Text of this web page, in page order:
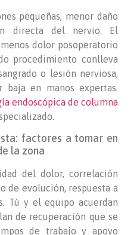
pequeñas, menor daño
directa del nervio. El
dolor posoperatorio
procedimiento conlleva
o lesión nerviosa,
baja en manos expertas.
endoscópica de columna
factores a tomar en
la zona
del dolor, correlación
de evolución, respuesta a
Tú y el equipo acuerdan
de recuperación que se
de trabajo y apoyo